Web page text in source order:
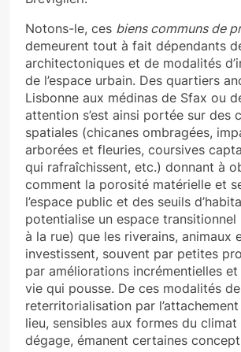
Notons-le, ces biens communs de
demeurent tout à fait dépendants
architectoniques et de modalités
de l’espace urbain. Des quartiers
Lisbonne aux médinas de Sfax ou
attention s’est ainsi portée sur des
spatiales (chicanes ombragées,
arborées et fleuries, coursives
qui rafraîchissent, etc.) donnant à
comment la porosité matérielle et
l’espace public et des seuils
potentialise un espace transitionnel
à la rue) que les riverains, animaux
investissent, souvent par petites
par améliorations incrémentielles
vie qui pousse. De ces modalités de
reterritorialisation par
lieu, sensibles aux formes du climat
dégage, émanent certaines